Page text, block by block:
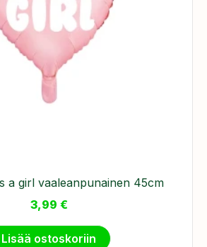
a girl vaaleanpunainen 45cm
3,99 €
Lisää ostoskoriin